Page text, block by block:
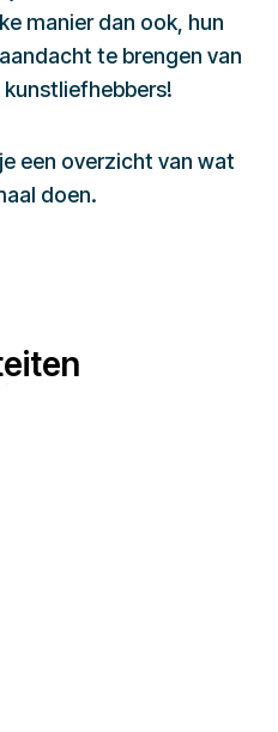
manier dan ook, hun
te brengen van
een overzicht van wat
doen.